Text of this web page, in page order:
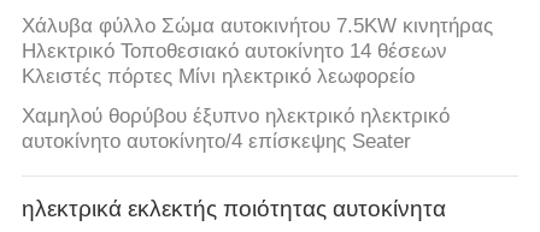
ΕΠΙΣΚΕΨΉ
ΕΡΓΟΣΤΑΣΊΟΥ
ΈΛΕΓΧΟΣ
ΠΟΙΌΤΗΤΑΣ
Χάλυβα φύλλο Σώμα αυτοκινήτου 7.5KW κινητήρας
Ηλεκτρικό Τοποθεσιακό αυτοκίνητο 14 θέσεων
Κλειστές πόρτες Μίνι ηλεκτρικό λεωφορείο
Χαμηλού θορύβου έξυπνο ηλεκτρικό ηλεκτρικό
αυτοκίνητο αυτοκίνητο/4 επίσκεψης Seater
ηλεκτρικά εκλεκτής ποιότητας αυτοκίνητα